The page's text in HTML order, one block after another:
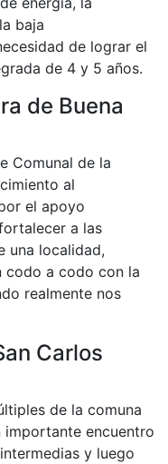
baja
de lograr el
de 4 y 5 años.
de Buena
Comunal de la
al
el apoyo
a las
una localidad,
codo a codo con la
realmente nos
Carlos
de la comuna
encuentro
y luego